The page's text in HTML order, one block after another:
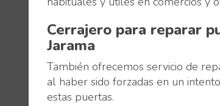
Cerrajero para reparar
Jarama
También ofrecemos servicio de
al haber sido forzadas en un
estas puertas.